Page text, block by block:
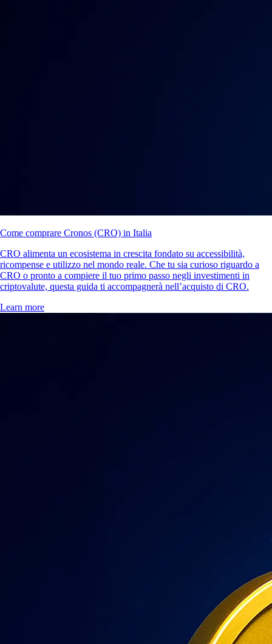
Come comprare Cronos (CRO) in Italia
CRO alimenta un ecosistema in crescita fondato su accessibilità,
ricompense e utilizzo nel mondo reale. Che tu sia curioso riguardo a
CRO o pronto a compiere il tuo primo passo negli investimenti in
criptovalute, questa guida ti accompagnerà nell’acquisto di CRO.
Learn more